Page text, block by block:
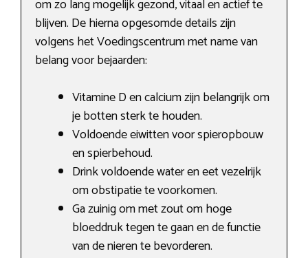
om zo lang mogelijk gezond, vitaal en actief te
blijven. De hierna opgesomde details zijn
volgens het Voedingscentrum met name van
belang voor bejaarden:
Vitamine D en calcium zijn belangrijk om
je botten sterk te houden.
Voldoende eiwitten voor spieropbouw
en spierbehoud.
Drink voldoende water en eet vezelrijk
om obstipatie te voorkomen.
Ga zuinig om met zout om hoge
bloeddruk tegen te gaan en de functie
van de nieren te bevorderen.